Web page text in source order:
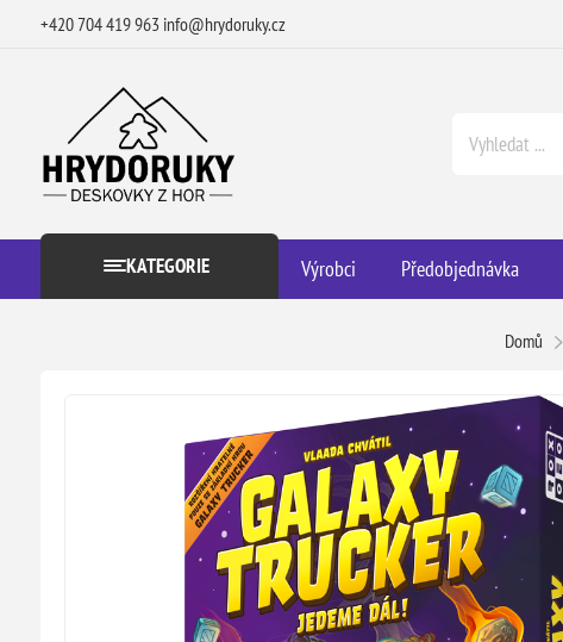
+420 704 419 963 info@hrydoruky.cz
KATEGORIE Výrobci Předobjednávka
Domů